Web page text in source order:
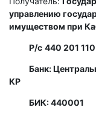
управлению
имуществом при
Р/с 440 201
Банк:
КР
БИК: 440001